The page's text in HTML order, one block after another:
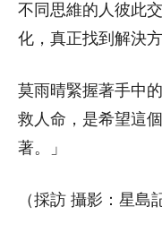
不同思維的人彼此
化，真正找到解決方
莫雨晴緊握著手中
救人命，是希望這
著。」
（採訪 攝影：星島